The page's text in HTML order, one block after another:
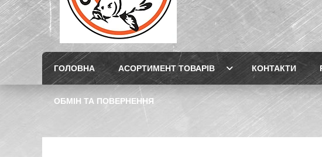
ГОЛОВНА АСОРТИМЕНТ ТОВАРІВ КОНТАКТИ
ОБМІН ТА ПОВЕРНЕННЯ